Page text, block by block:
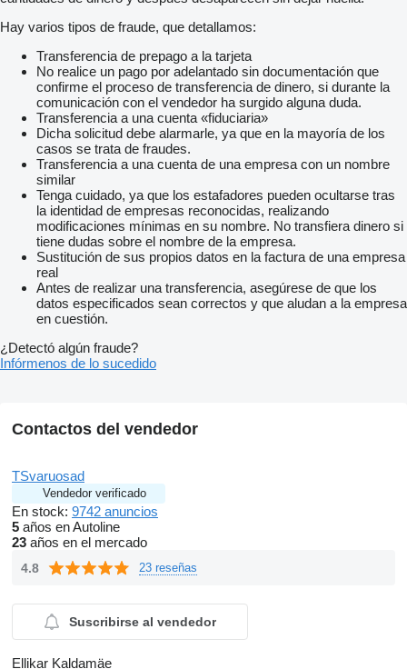
Hay varios tipos de fraude, que detallamos:
Transferencia de prepago a la tarjeta
No realice un pago por adelantado sin documentación que
confirme el proceso de transferencia de dinero, si durante la
comunicación con el vendedor ha surgido alguna duda.
Transferencia a una cuenta «fiduciaria»
Dicha solicitud debe alarmarle, ya que en la mayoría de los
casos se trata de fraudes.
Transferencia a una cuenta de una empresa con un nombre
similar
Tenga cuidado, ya que los estafadores pueden ocultarse tras
la identidad de empresas reconocidas, realizando
modificaciones mínimas en su nombre. No transfiera dinero si
tiene dudas sobre el nombre de la empresa.
Sustitución de sus propios datos en la factura de una empresa
real
Antes de realizar una transferencia, asegúrese de que los
datos especificados sean correctos y que aludan a la empresa
en cuestión.
¿Detectó algún fraude?
Infórmenos de lo sucedido
Contactos del vendedor
TSvaruosad
Vendedor verificado
En stock: 9742 anuncios
5 años en Autoline
23 años en el mercado
4.8 23 reseñas
Suscribirse al vendedor
Ellikar Kaldamäe